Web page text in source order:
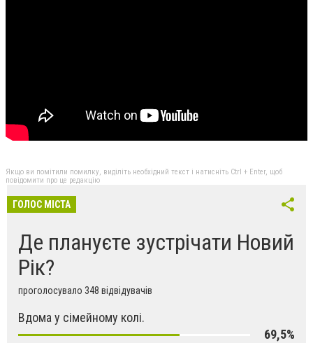
Якщо ви помітили помилку, виділіть необхідний текст і натисніть Ctrl + Enter, щоб
повідомити про це редакцію
ГОЛОС МІСТА
Де плануєте зустрічати Новий
Рік?
проголосувало 348 відвідувачів
Вдома у сімейному колі.
69,5%